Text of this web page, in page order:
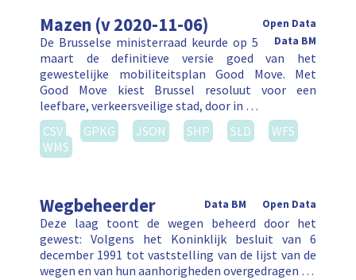
Mazen (v 2020-11-06)
Open Data
Data BM
De Brusselse ministerraad keurde op 5
maart de definitieve versie goed van het
gewestelijke mobiliteitsplan Good Move. Met
Good Move kiest Brussel resoluut voor een
leefbare, verkeersveilige stad, door in …
CSV
GPKG JSON SHP SLD
WFS
WMS
Wegbeheerder Open Data
Data BM
Deze laag toont de wegen beheerd door het
gewest: Volgens het Koninklijk besluit van 6
december 1991 tot vaststelling van de lijst van de
wegen en van hun aanhorigheden overgedragen …